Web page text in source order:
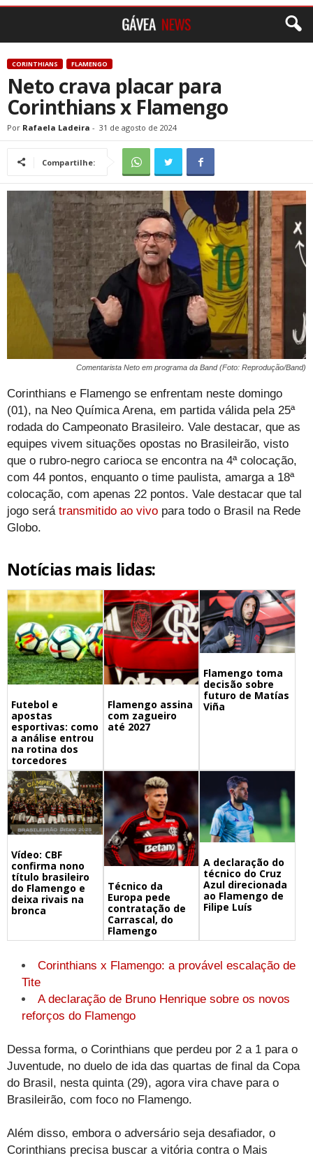
CORINTHIANS FLAMENGO
Neto crava placar para
Corinthians x Flamengo
Por Rafaela Ladeira - 31 de agosto de 2024
Compartilhe:
Comentarista Neto em programa da Band (Foto: Reprodução/Band)
Corinthians e Flamengo se enfrentam neste domingo
(01), na Neo Química Arena, em partida válida pela 25ª
rodada do Campeonato Brasileiro. Vale destacar, que as
equipes vivem situações opostas no Brasileirão, visto
que o rubro-negro carioca se encontra na 4ª colocação,
com 44 pontos, enquanto o time paulista, amarga a 18ª
colocação, com apenas 22 pontos. Vale destacar que tal
jogo será transmitido ao vivo para todo o Brasil na Rede
Globo.
Notícias mais lidas:
Futebol e
apostas
esportivas: como
a análise entrou
na rotina dos
torcedores
Flamengo assina
com zagueiro
até 2027
Flamengo toma
decisão sobre
futuro de Matías
Viña
Vídeo: CBF
confirma nono
título brasileiro
do Flamengo e
deixa rivais na
bronca
Técnico da
Europa pede
contratação de
Carrascal, do
Flamengo
A declaração do
técnico do Cruz
Azul direcionada
ao Flamengo de
Filipe Luís
Corinthians x Flamengo: a provável escalação de
Tite
A declaração de Bruno Henrique sobre os novos
reforços do Flamengo
Dessa forma, o Corinthians que perdeu por 2 a 1 para o
Juventude, no duelo de ida das quartas de final da Copa
do Brasil, nesta quinta (29), agora vira chave para o
Brasileirão, com foco no Flamengo.
Além disso, embora o adversário seja desafiador, o
Corinthians precisa buscar a vitória contra o Mais